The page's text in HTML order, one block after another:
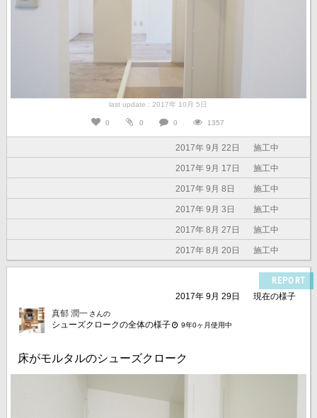
last update : 2017年 10月 5日
0 0 0 1357
2017年 9月 22日 施工中
2017年 9月 17日 施工中
2017年 9月 8日 施工中
2017年 9月 3日 施工中
2017年 8月 27日 施工中
2017年 8月 20日 施工中
REPORT
2017年 9月 29日
現在の様子
真郁 潤一 さんの
シューズクロークの全体の様子 9年0ヶ月使用中
床がモルタルのシューズクローク